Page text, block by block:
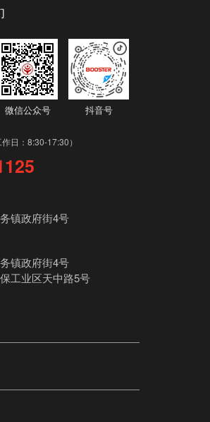
微信公众号 抖音号
作日：8:30-17:30）
镇政府街4号
镇政府街4号
工业区天中路5号